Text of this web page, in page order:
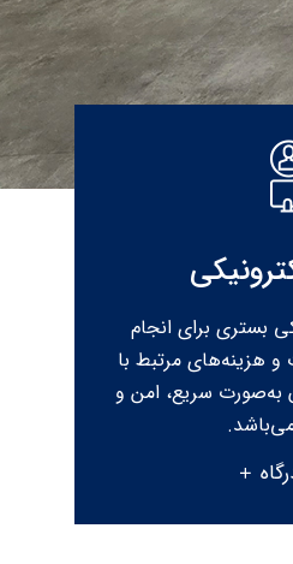
بستری برای انجام
هزینه‌های مرتبط با
به‌صورت سریع، امن و